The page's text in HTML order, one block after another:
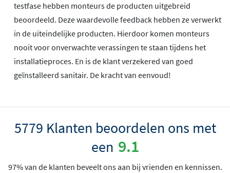
testfase hebben monteurs de producten uitgebreid
beoordeeld. Deze waardevolle feedback hebben ze verwerkt
in de uiteindelijke producten. Hierdoor komen monteurs
nooit voor onverwachte verassingen te staan tijdens het
installatieproces. En is de klant verzekered van goed
geïnstalleerd sanitair. De kracht van eenvoud!
5779 Klanten beoordelen ons met
een 9.1
97% van de klanten beveelt ons aan bij vrienden en kennissen.